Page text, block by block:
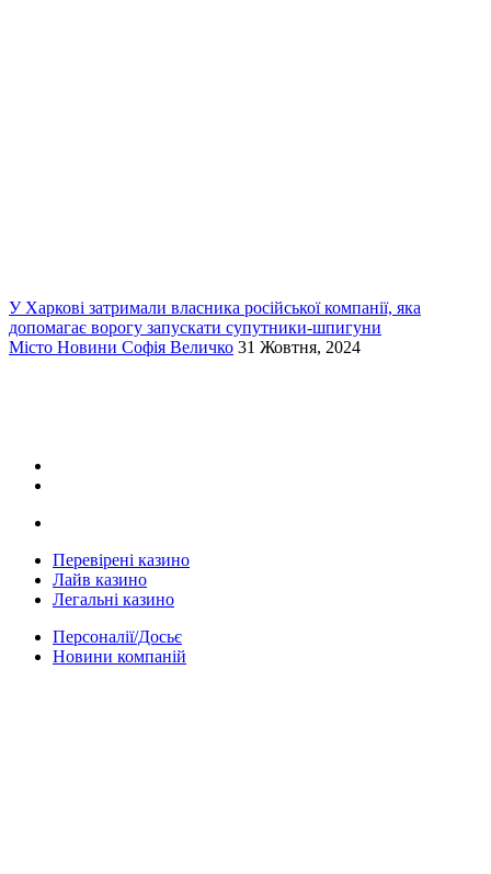
У Харкові затримали власника російської компанії, яка
допомагає ворогу запускати супутники-шпигуни
Місто Новини Софія Величко 31 Жовтня, 2024
Перевірені казино
Лайв казино
Легальні казино
Персоналії/Досьє
Новини компаній